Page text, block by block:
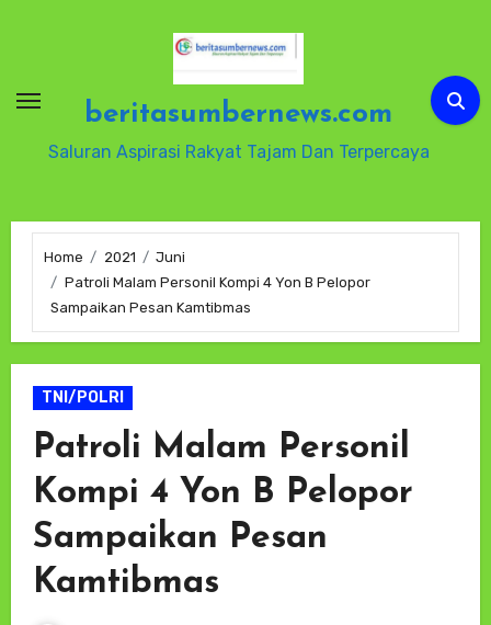
beritasumbernews.com
Saluran Aspirasi Rakyat Tajam Dan Terpercaya
Home 2021
Juni
Patroli Malam Personil Kompi 4 Yon B Pelopor
Sampaikan Pesan Kamtibmas
TNI/POLRI
Patroli Malam Personil
Kompi 4 Yon B Pelopor
Sampaikan Pesan
Kamtibmas